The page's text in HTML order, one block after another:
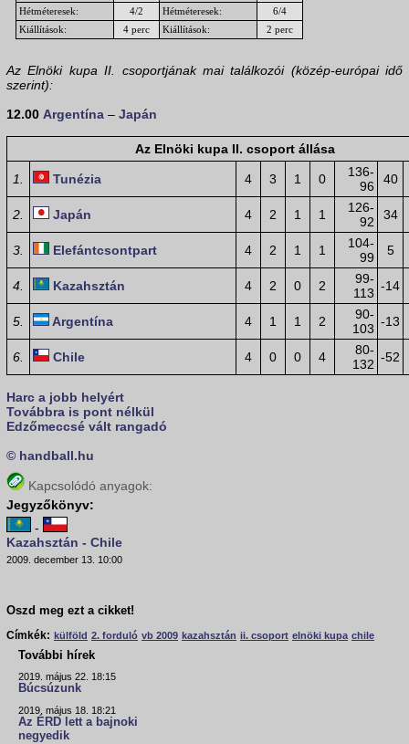
Hétméteresek:
4/2 Hétméteresek:
6/4
Kiállítások:
4 perc Kiállítások: 2 perc
Az Elnöki kupa II. csoportjának mai találkozói (közép-európai idő
szerint):
12.00 Argentína – Japán
Az Elnöki kupa II. csoport állása
1. Tunézia 4 3 1 0
136-
96
40
2. Japán 4 2 1 1
126-
92
34
3. Elefántcsontpart 4 2 1 1
104-
99
5
4. Kazahsztán 4 2 0 2
99-
113 -14
5. Argentína 4 1 1 2
90-
103 -13
6. Chile 4 0 0 4
80-
132 -52
Harc a jobb helyért
Továbbra is pont nélkül
Edzőmeccsé vált rangadó
© handball.hu
Kapcsolódó anyagok:
Jegyzőkönyv:
-
Kazahsztán - Chile
2009. december 13. 10:00
Oszd meg ezt a cikket!
Címkék: külföld 2. forduló vb 2009 kazahsztán ii. csoport elnöki kupa chile
További hírek
2019. május 22. 18:15
Búcsúzunk
2019. május 18. 18:21
Az ÉRD lett a bajnoki
negyedik